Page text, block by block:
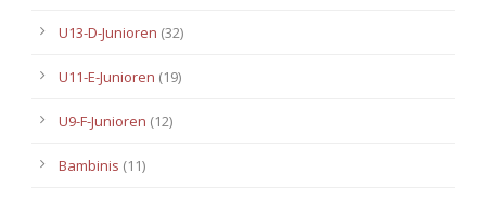
U13-D-Junioren (32)
U11-E-Junioren (19)
U9-F-Junioren (12)
Bambinis (11)